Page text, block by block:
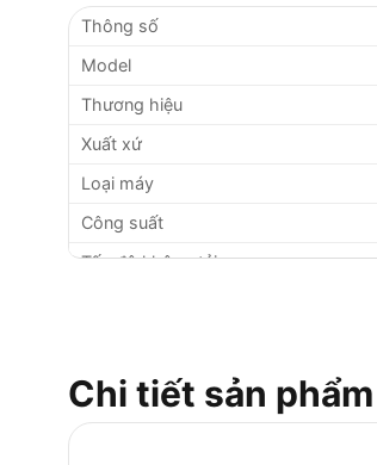
Thông số
Model
Thương hiệu
Xuất xứ
Loại máy
Công suất
Tốc độ không tải
Độ xọc lưỡi cưa
Kích thước (D x R x C)
Chi tiết sản phẩm